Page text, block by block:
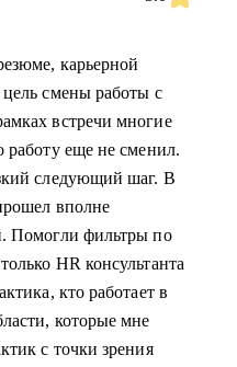
карьерной
цель смены работы с
встречи многие
работу еще не сменил.
следующий шаг. В
вполне
Помогли фильтры по
HR консультанта
кто работает в
которые мне
с точки зрения